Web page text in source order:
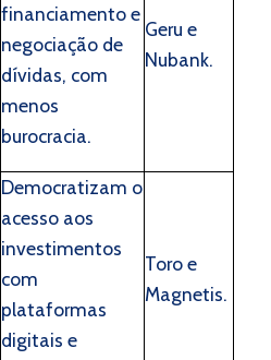
financiamento e
negociação de
dívidas, com
menos
burocracia.
Geru e
Nubank.
Democratizam o
acesso aos
investimentos
com
plataformas
digitais e
Toro e
Magnetis.